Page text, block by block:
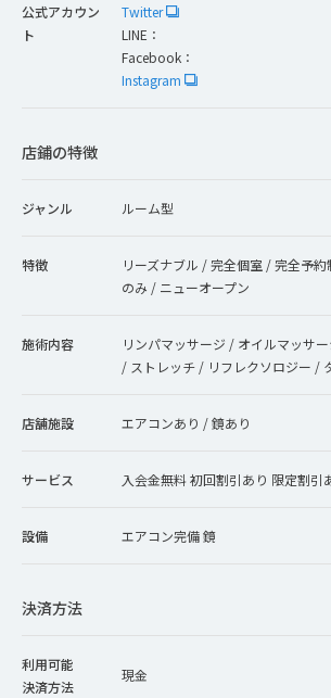
公式アカウン
ト
Twitter
LINE：
Facebook：
Instagram
店鋪の特徴
ジャンル ルーム型
特徴
リーズナブル / 完全個室 / 完全予
のみ / ニューオープン
施術内容
リンパマッサージ / オイルマッサ
/ ストレッチ / リフレクソロジー /
店舗施設 エアコンあり / 鏡あり
サービス 入会金無料 初回割引あり 限定割引
設備 エアコン完備 鏡
決済方法
利用可能
決済方法
現金